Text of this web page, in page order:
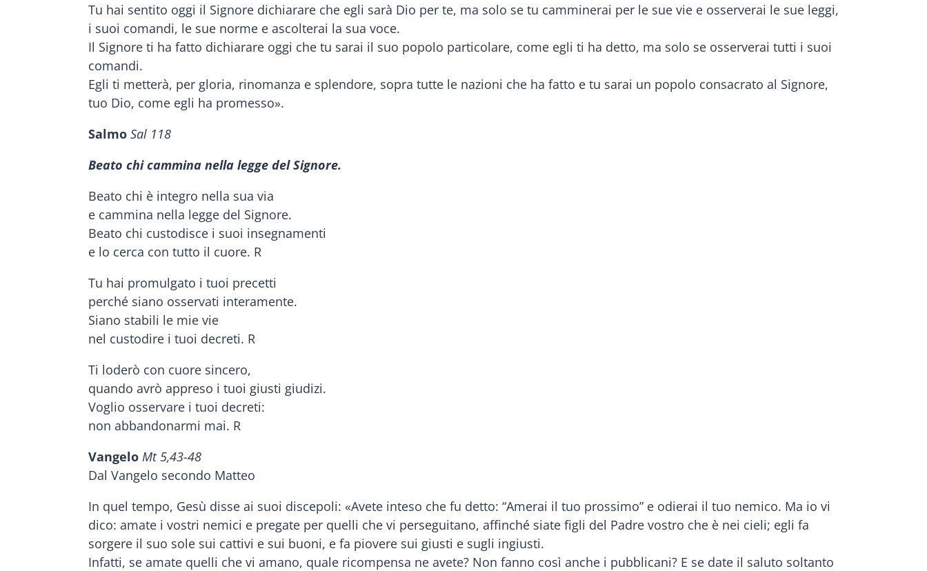
Tu hai sentito oggi il Signore dichiarare che egli sarà Dio per te, ma solo se tu camminerai per le sue vie e osserverai le sue leggi,
i suoi comandi, le sue norme e ascolterai la sua voce.
Il Signore ti ha fatto dichiarare oggi che tu sarai il suo popolo particolare, come egli ti ha detto, ma solo se osserverai tutti i suoi
comandi.
Egli ti metterà, per gloria, rinomanza e splendore, sopra tutte le nazioni che ha fatto e tu sarai un popolo consacrato al Signore,
tuo Dio, come egli ha promesso».
Salmo Sal 118
Beato chi cammina nella legge del Signore.
Beato chi è integro nella sua via
e cammina nella legge del Signore.
Beato chi custodisce i suoi insegnamenti
e lo cerca con tutto il cuore. R
Tu hai promulgato i tuoi precetti
perché siano osservati interamente.
Siano stabili le mie vie
nel custodire i tuoi decreti. R
Ti loderò con cuore sincero,
quando avrò appreso i tuoi giusti giudizi.
Voglio osservare i tuoi decreti:
non abbandonarmi mai. R
Vangelo Mt 5,43-48
Dal Vangelo secondo Matteo
In quel tempo, Gesù disse ai suoi discepoli: «Avete inteso che fu detto: “Amerai il tuo prossimo” e odierai il tuo nemico. Ma io vi
dico: amate i vostri nemici e pregate per quelli che vi perseguitano, affinché siate figli del Padre vostro che è nei cieli; egli fa
sorgere il suo sole sui cattivi e sui buoni, e fa piovere sui giusti e sugli ingiusti.
Infatti, se amate quelli che vi amano, quale ricompensa ne avete? Non fanno così anche i pubblicani? E se date il saluto soltanto